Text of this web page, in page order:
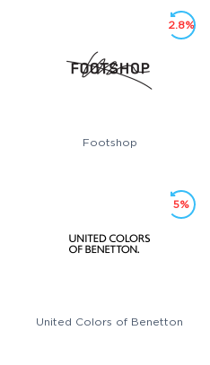
Footshop
2.8%
United Colors of Benetton
5%